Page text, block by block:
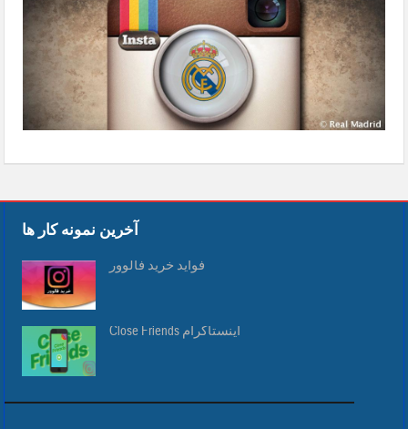
آخرین نمونه کار ها
فواید خرید فالوور
Close Friends اینستاگرام